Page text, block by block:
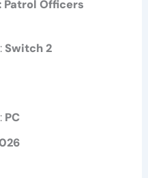
Patrol Officers
Switch 2
PC